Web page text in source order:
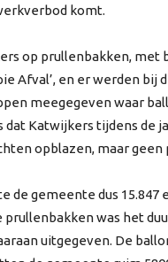
komt.
op prullenbakken, met
Afval’, en er werden bij
meegegeven waar
dat Katwijkers tijdens de
opblazen, maar geen
de gemeente dus 15.847
prullenbakken was het
uitgegeven. De